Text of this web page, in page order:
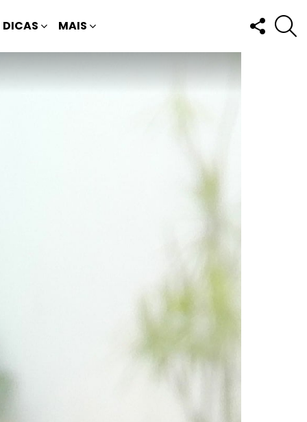
DICAS MAIS
FOLLOW
US